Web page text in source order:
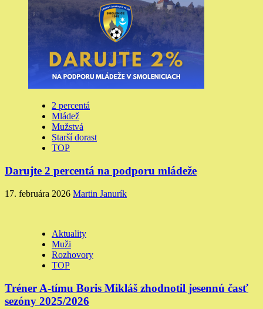
2 percentá
Mládež
Mužstvá
Starší dorast
TOP
Darujte 2 percentá na podporu mládeže
17. februára 2026 Martin Janurík
Aktuality
Muži
Rozhovory
TOP
Tréner A-tímu Boris Mikláš zhodnotil jesennú časť
sezóny 2025/2026